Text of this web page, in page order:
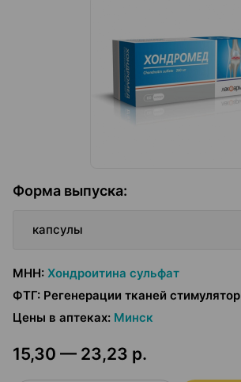
Форма выпуска:
капсулы
МНН: Хондроитина сульфат
ФТГ: Регенерации тканей стимулятор
Цены в аптеках: Минск
15,30 — 23,23 р.